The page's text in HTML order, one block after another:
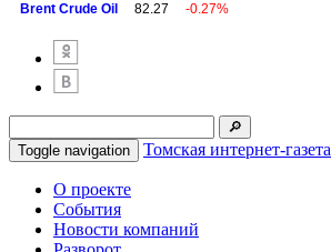
Brent Crude Oil 82.27 -0.27%
Toggle navigation Томская интернет-газета
О проекте
События
Новости компаний